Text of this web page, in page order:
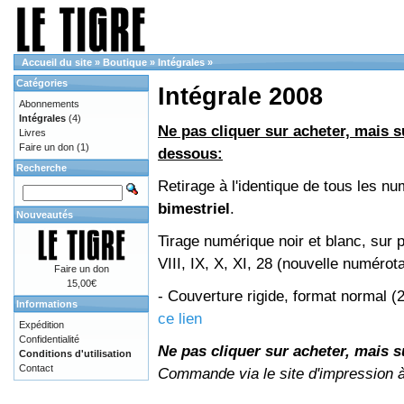
Accueil du site » Boutique » Intégrales »
Intégrale 2008
Ne pas cliquer sur acheter, mais
dessous:
Retirage à l'identique de tous les
bimestriel.
Tirage numérique noir et blanc, sur
VIII, IX, X, XI, 28 (nouvelle
- Couverture rigide, format normal
ce lien
Ne pas cliquer sur acheter, mais
Commande via le site d'impression
Catégories
Abonnements
Intégrales (4)
Livres
Faire un don (1)
Recherche
Nouveautés
Faire un don
15,00€
Informations
Expédition
Confidentialité
Conditions d'utilisation
Contact